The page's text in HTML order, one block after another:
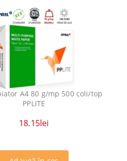
A4 80 g/mp 500 coli/top
PPLITE
18.15lei